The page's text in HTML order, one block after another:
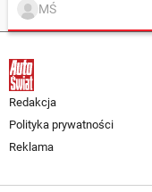
MŚ
Redakcja
Polityka prywatności
Reklama